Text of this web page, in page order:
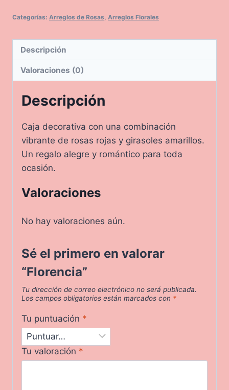
Categorías: Arreglos de Rosas Arreglos Florales
Descripción
Valoraciones (0)
Descripción
Caja decorativa con una combinación
vibrante de rosas rojas y girasoles amarillos.
Un regalo alegre y romántico para toda
ocasión.
Valoraciones
No hay valoraciones aún.
Sé el primero en valorar
“Florencia”
Tu dirección de correo electrónico no será publicada.
Los campos obligatorios están marcados con *
Tu puntuación *
Tu valoración *